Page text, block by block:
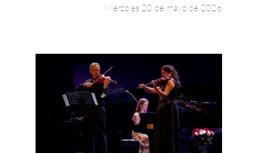
Miércoles 20 de mayo de 2026